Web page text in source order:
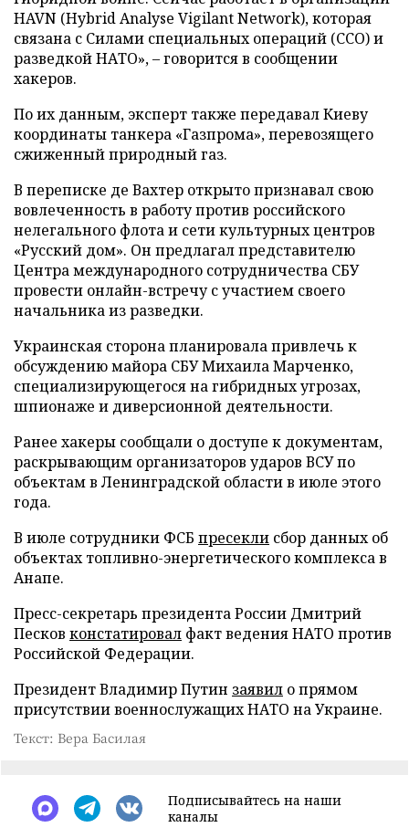
HAVN (Hybrid Analyse Vigilant Network), которая
связана с Силами специальных операций (ССО) и
разведкой НАТО», – говорится в сообщении
хакеров.
По их данным, эксперт также передавал Киеву
координаты танкера «Газпрома», перевозящего
сжиженный природный газ.
В переписке де Вахтер открыто признавал свою
вовлеченность в работу против российского
нелегального флота и сети культурных центров
«Русский дом». Он предлагал представителю
Центра международного сотрудничества СБУ
провести онлайн-встречу с участием своего
начальника из разведки.
Украинская сторона планировала привлечь к
обсуждению майора СБУ Михаила Марченко,
специализирующегося на гибридных угрозах,
шпионаже и диверсионной деятельности.
Ранее хакеры сообщали о доступе к документам,
раскрывающим организаторов ударов ВСУ по
объектам в Ленинградской области в июле этого
года.
В июле сотрудники ФСБ пресекли сбор данных об
объектах топливно-энергетического комплекса в
Анапе.
Пресс-секретарь президента России Дмитрий
Песков констатировал факт ведения НАТО против
Российской Федерации.
Президент Владимир Путин заявил о прямом
присутствии военнослужащих НАТО на Украине.
Текст: Вера Басилая
Подписывайтесь на наши
каналы